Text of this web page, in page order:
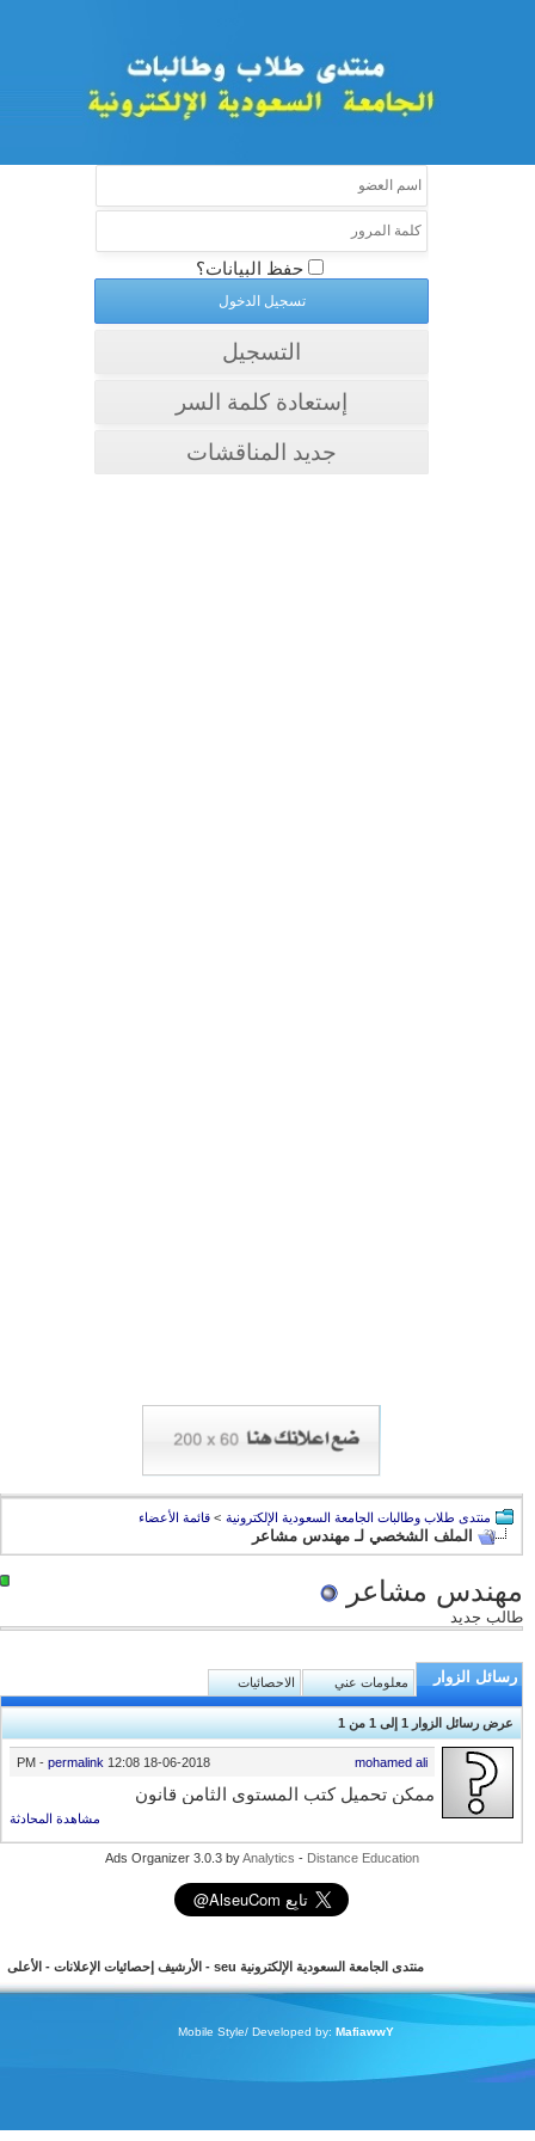
حفظ البيانات؟
التسجيل
إستعادة كلمة السر
جديد المناقشات
منتدى طلاب وطالبات الجامعة السعودية الإلكترونية > قائمة الأعضاء
الملف الشخصي لـ مهندس مشاعر
مهندس مشاعر
طالب جديد
رسائل الزوار معلومات عني الاحصائيات
عرض رسائل الزوار 1 إلى 1من1
18-06-2018
12:08 PM
-permalink mohamed ali
ممكن تحميل كتب المستوى الثامن قانون
مشاهدة المحادثة
Ads Organizer 3.0.3 byAnalytics -Distance Education
منتدى الجامعة السعودية الإلكترونية seu - الأرشيف إحصائيات الإعلانات- الأعلى
Mobile Style/ Developed by:MafiawwY